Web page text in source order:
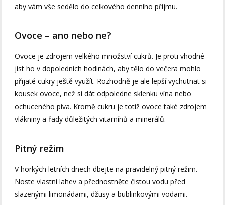
aby vám vše sedělo do celkového denního příjmu.
Ovoce – ano nebo ne?
Ovoce je zdrojem velkého množství cukrů. Je proti vhodné
jíst ho v dopoledních hodinách, aby tělo do večera mohlo
přijaté cukry ještě využít. Rozhodně je ale lepší vychutnat si
kousek ovoce, než si dát odpoledne sklenku vína nebo
ochuceného piva. Kromě cukru je totiž ovoce také zdrojem
vlákniny a řady důležitých vitamínů a minerálů.
Pitný režim
V horkých letních dnech dbejte na pravidelný pitný režim.
Noste vlastní lahev a přednostněte čistou vodu před
slazenými limonádami, džusy a bublinkovými vodami.